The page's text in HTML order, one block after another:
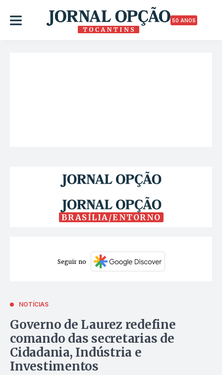
50 ANOS
BRASÍLIA/ENTORNO
Seguir no
NOTÍCIAS
Governo de Laurez redefine
comando das secretarias de
Cidadania, Indústria e
Investimentos